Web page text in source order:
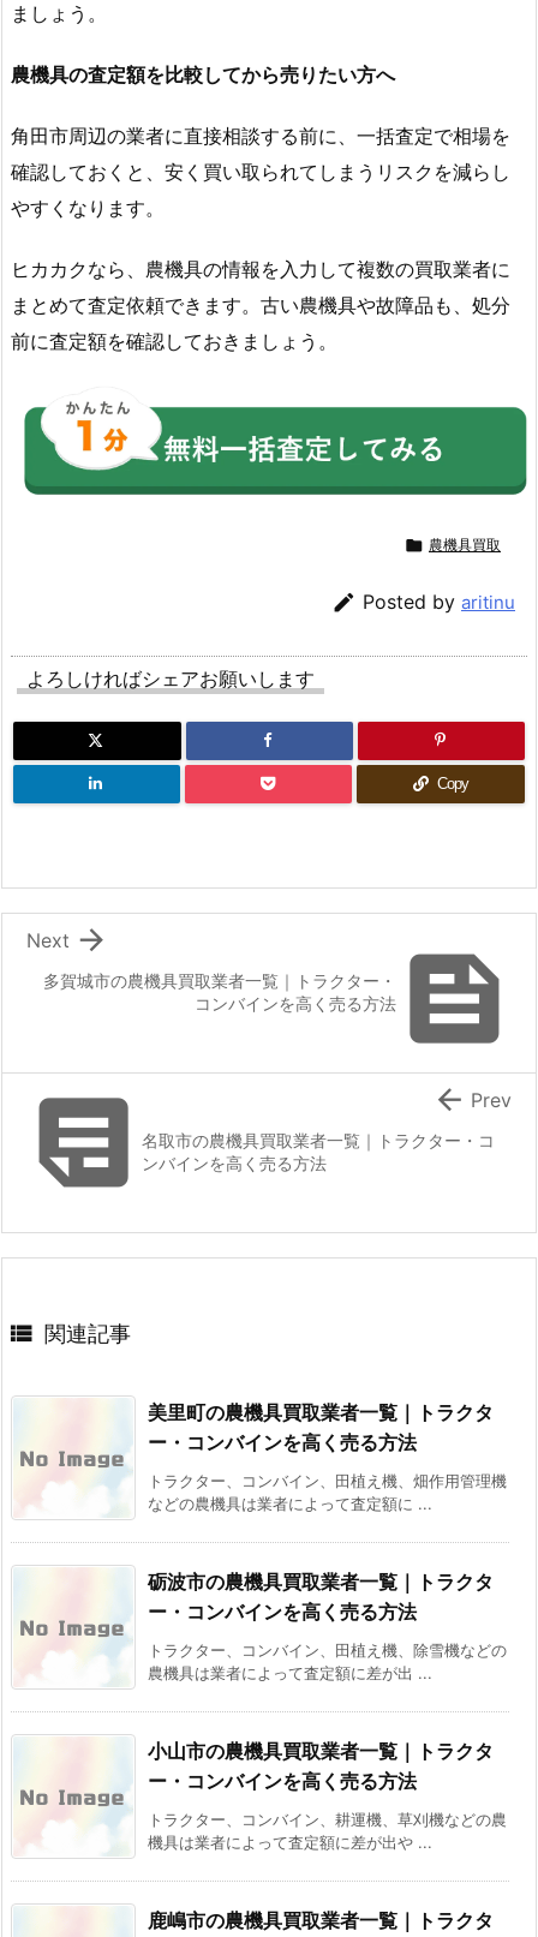
ましょう。
農機具の査定額を比較してから売りたい方へ
角田市周辺の業者に直接相談する前に、一括査定で相場を
確認しておくと、安く買い取られてしまうリスクを減らし
やすくなります。
ヒカカクなら、農機具の情報を入力して複数の買取業者に
まとめて査定依頼できます。古い農機具や故障品も、処分
前に査定額を確認しておきましょう。
 農機具買取
 Posted by aritinu
よろしければシェアお願いします
Copy

多賀城市の農機具買取業者一覧｜トラクター・
コンバインを高く売る方法

Next
名取市の農機具買取業者一覧｜トラクター・コ
ンバインを高く売る方法
 Prev
 関連記事
美里町の農機具買取業者一覧｜トラクタ
ー・コンバインを高く売る方法
トラクター、コンバイン、田植え機、畑作用管理機
などの農機具は業者によって査定額に ...
砺波市の農機具買取業者一覧｜トラクタ
ー・コンバインを高く売る方法
トラクター、コンバイン、田植え機、除雪機などの
農機具は業者によって査定額に差が出 ...
小山市の農機具買取業者一覧｜トラクタ
ー・コンバインを高く売る方法
トラクター、コンバイン、耕運機、草刈機などの農
機具は業者によって査定額に差が出や ...
鹿嶋市の農機具買取業者一覧｜トラクタ